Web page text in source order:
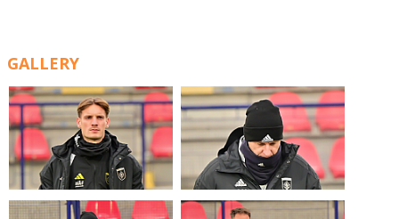
GALLERY